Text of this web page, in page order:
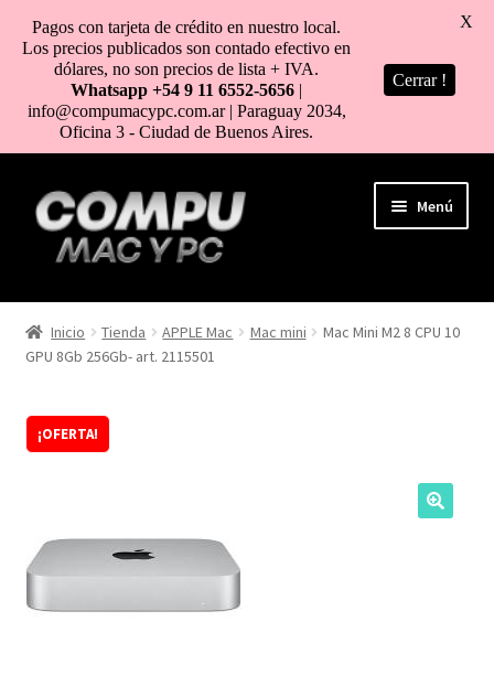
al
contenido
Menú
HOME
TIENDA
COMO COMPRAR
NOSOTROS
Inicio Tienda APPLE Mac Mac mini
Mac Mini M2 8 CPU 10
GPU 8Gb 256Gb- art. 2115501
¡OFERTA!
Pagos con tarjeta de crédito en nuestro local.
Los precios publicados son contado efectivo en
dólares, no son precios de lista + IVA.
Whatsapp +54 9 11 6552-5656 |
info@compumacypc.com.ar | Paraguay 2034,
Oficina 3 - Ciudad de Buenos Aires.
Cerrar !
X